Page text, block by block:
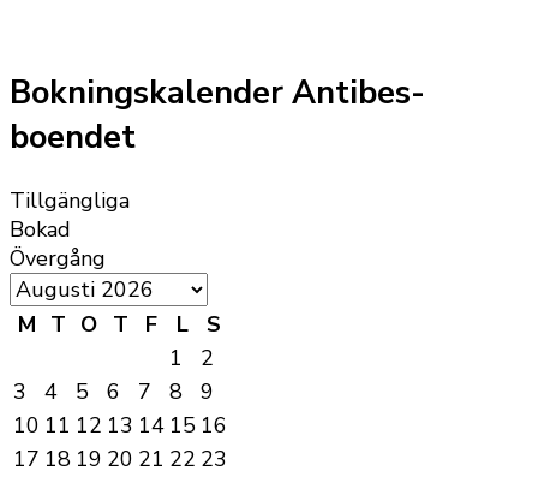
Bokningskalender Antibes-
boendet
Tillgängliga
Bokad
Övergång
M T O T F L
S
1
2
3
4 5 6 7 8
9
10 11 12 13 14 15 16
17 18 19 20 21 22 23